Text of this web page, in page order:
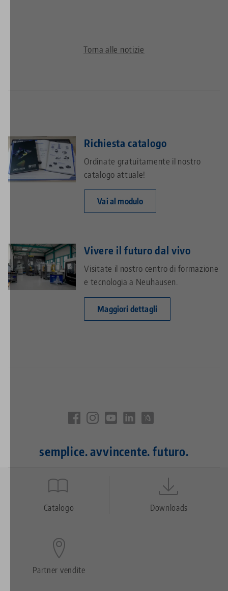
Torna alle notizie
Richiesta catalogo
Ordinate gratuitamente il nostro
catalogo attuale!
Vai al modulo
Vivere il futuro dal vivo
Visitate il nostro centro di formazione
e tecnologia a Neuhausen.
Maggiori dettagli
semplice. avvincente. futuro.
Quicklinks
FooterCatalogo Downloads
Partner vendite